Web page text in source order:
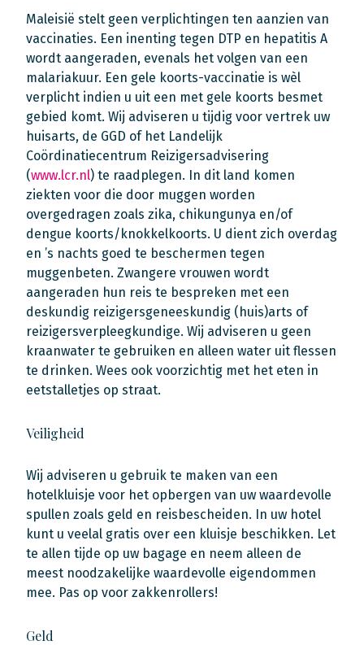
Maleisië stelt geen verplichtingen ten aanzien van
vaccinaties. Een inenting tegen DTP en hepatitis A
wordt aangeraden, evenals het volgen van een
malariakuur. Een gele koorts-vaccinatie is wèl
verplicht indien u uit een met gele koorts besmet
gebied komt. Wij adviseren u tijdig voor vertrek uw
huisarts, de GGD of het Landelijk
Coördinatiecentrum Reizigersadvisering
(www.lcr.nl) te raadplegen. In dit land komen
ziekten voor die door muggen worden
overgedragen zoals zika, chikungunya en/of
dengue koorts/knokkelkoorts. U dient zich overdag
en ’s nachts goed te beschermen tegen
muggenbeten. Zwangere vrouwen wordt
aangeraden hun reis te bespreken met een
deskundig reizigersgeneeskundig (huis)arts of
reizigersverpleegkundige. Wij adviseren u geen
kraanwater te gebruiken en alleen water uit flessen
te drinken. Wees ook voorzichtig met het eten in
eetstalletjes op straat.
Veiligheid
Wij adviseren u gebruik te maken van een
hotelkluisje voor het opbergen van uw waardevolle
spullen zoals geld en reisbescheiden. In uw hotel
kunt u veelal gratis over een kluisje beschikken. Let
te allen tijde op uw bagage en neem alleen de
meest noodzakelijke waardevolle eigendommen
mee. Pas op voor zakkenrollers!
Geld